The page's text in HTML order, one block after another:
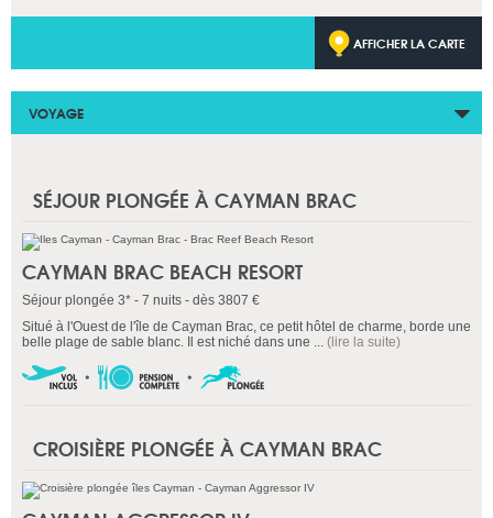
AFFICHER LA CARTE
VOYAGE
SÉJOUR PLONGÉE À CAYMAN BRAC
CAYMAN BRAC BEACH RESORT
Séjour plongée 3* - 7 nuits - dès 3807 €
Situé à l'Ouest de l'île de Cayman Brac, ce petit hôtel de charme, borde une
belle plage de sable blanc. Il est niché dans une ... (lire la suite)
CROISIÈRE PLONGÉE À CAYMAN BRAC